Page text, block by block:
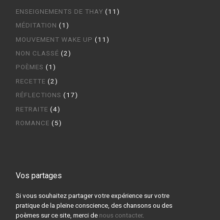
ENSEIGNEMENTS DE THAY (11)
MÉDITATION (1)
MOUVEMENT WAKE UP (11)
NON CLASSÉ (2)
POÈMES (1)
RECETTE (2)
RÉFLECTIONS (17)
RETRAITE (4)
ROMANCE (5)
Vos partages
Si vous souhaitez partager votre expérience sur votre
pratique de la pleine conscience, des chansons ou des
poèmes sur ce site, merci de nous contacter.